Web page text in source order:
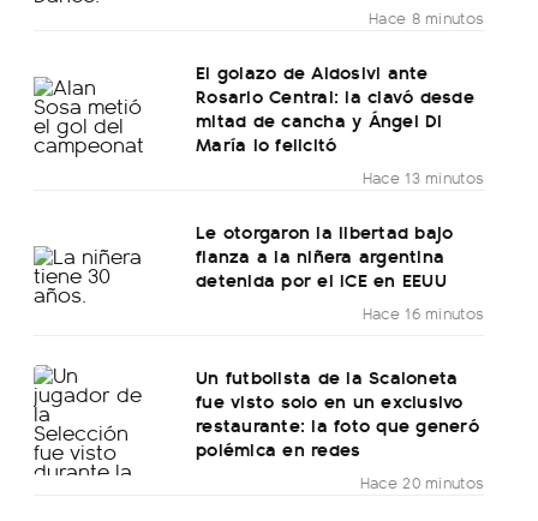
Hace 8 minutos
El golazo de Aldosivi ante
Rosario Central: la clavó desde
mitad de cancha y Ángel Di
María lo felicitó
Hace 13 minutos
Le otorgaron la libertad bajo
fianza a la niñera argentina
detenida por el ICE en EEUU
Hace 16 minutos
Un futbolista de la Scaloneta
fue visto solo en un exclusivo
restaurante: la foto que generó
polémica en redes
Hace 20 minutos